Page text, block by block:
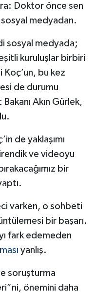
Doktor önce sen
sosyal medyadan.
sosyal medyada;
kuruluşlar birbiri
bu kez
de durumu
Akın Gürlek,
de yaklaşımı
ve videoyu
bir
varken, o sohbeti
bir başarı.
fark edemeden
yanlış.
soruşturma
önemini daha